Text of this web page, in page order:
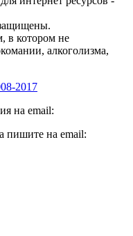
в котором не
алкоголизма,
2017
на email:
пишите на email: